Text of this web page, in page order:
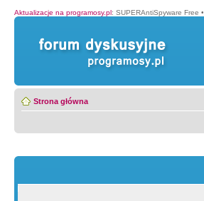
Aktualizacje na programosy.pl: SUPERAntiSpyware Free •
Strona główna